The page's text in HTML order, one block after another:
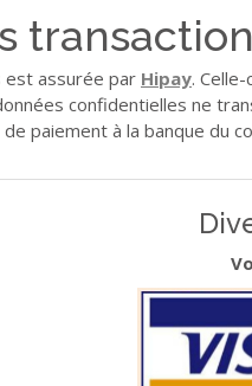
est assurée par Hipay.
confidentielles ne
paiement à la banque du